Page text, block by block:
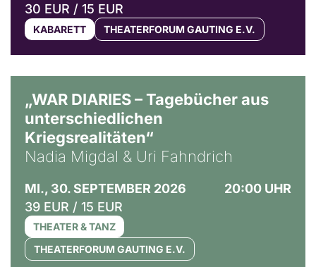
30 EUR / 15 EUR
KABARETT THEATERFORUM GAUTING E.V.
„WAR DIARIES – Tagebücher aus
unterschiedlichen
Kriegsrealitäten“
Nadia Migdal & Uri Fahndrich
MI., 30. SEPTEMBER 2026
20:00 UHR
39 EUR / 15 EUR
THEATER & TANZ
THEATERFORUM GAUTING E.V.